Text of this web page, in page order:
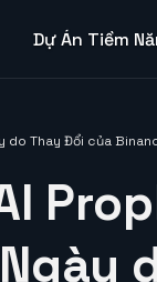
Dự Án Tiềm
do Thay Đổi của